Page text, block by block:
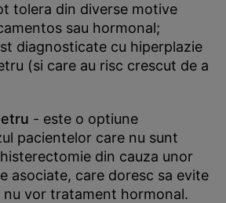
tolera din diverse motive
sau hormonal;
diagnosticate cu hiperplazie
(si care au risc crescut de a
- este o optiune
pacientelor care nu sunt
din cauza unor
asociate, care doresc sa evite
nu vor tratament hormonal.